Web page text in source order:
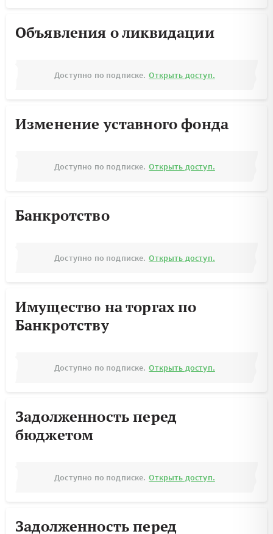
Объявления о ликвидации
Доступно по подписке. Открыть доступ.
Изменение уставного фонда
Доступно по подписке. Открыть доступ.
Банкротство
Доступно по подписке. Открыть доступ.
Имущество на торгах по
Банкротству
Доступно по подписке. Открыть доступ.
Задолженность перед
бюджетом
Доступно по подписке. Открыть доступ.
Задолженность перед